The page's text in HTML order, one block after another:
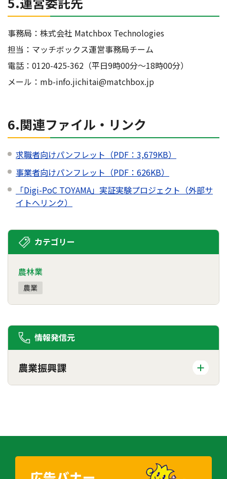
事務局：株式会社 Matchbox Technologies
担当：マッチボックス運営事務局チーム
電話：0120-425-362（平日9時00分～18時00分）
メール：mb-info.jichitai@matchbox.jp
6.関連ファイル・リンク
求職者向けパンフレット（PDF：3,679KB）
事業者向けパンフレット（PDF：626KB）
「Digi-PoC TOYAMA」実証実験プロジェクト（外部サ
イトへリンク）
カテゴリー
農林業
農業
情報発信元
農業振興課